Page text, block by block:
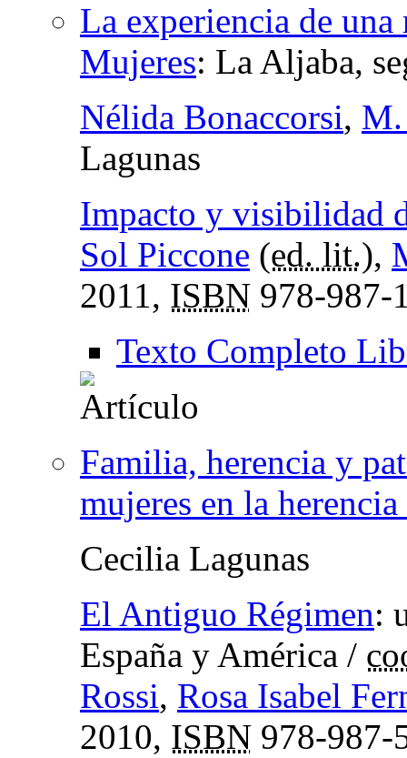
La experiencia de
Mujeres: La Aljaba,
Nélida Bonaccorsi,
Lagunas
Impacto y visibilidad
Sol Piccone (ed. lit.),
2011, ISBN 978-
Texto Completo
Familia, herencia y
mujeres en la
Cecilia Lagunas
El Antiguo Régimen:
España y América /
Rossi, Rosa Isabel
2010, ISBN 978-